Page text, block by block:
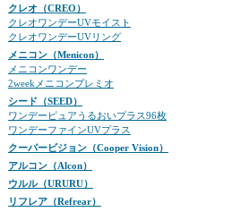
クレオ（CREO）
クレオワンデーUVモイスト
クレオワンデーUVリング
メニコン（Menicon）
メニコンワンデー
2weekメニコンプレミオ
シード（SEED）
ワンデーピュアうるおいプラス96枚
ワンデーファインUVプラス
クーパービジョン（Cooper Vision）
アルコン（Alcon）
ウルル（URURU）
リフレア（Refrear）